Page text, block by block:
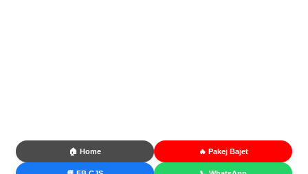
🏠 Home 🔥 Pakej Bajet